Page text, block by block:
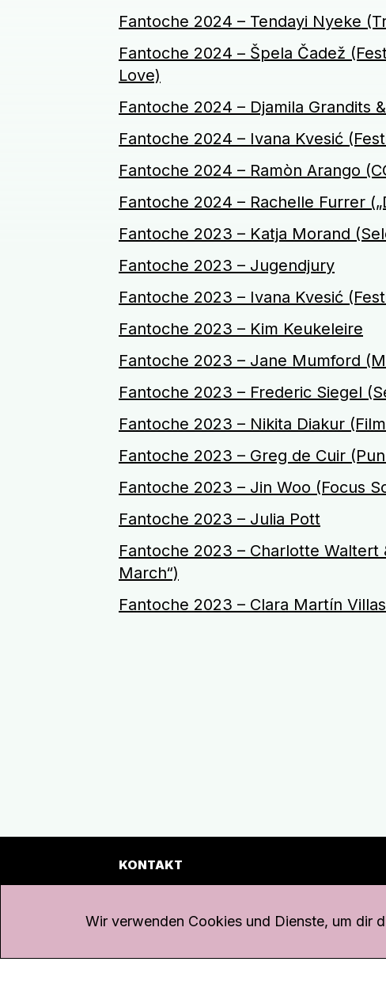
Fantoche 2024 – Tendayi Nyeke
Fantoche 2024 – Špela Čadež
Love)
Fantoche 2024 – Djamila Grandits
Fantoche 2024 – Ivana Kvesić
Fantoche 2024 – Ramòn Arango
Fantoche 2024 – Rachelle Furrer
Fantoche 2023 – Katja Morand
Fantoche 2023 – Jugendjury
Fantoche 2023 – Ivana Kvesić
Fantoche 2023 – Kim Keukeleire
Fantoche 2023 – Jane Mumford
Fantoche 2023 – Frederic Siegel
Fantoche 2023 – Nikita Diakur
Fantoche 2023 – Greg de Cuir
Fantoche 2023 – Jin Woo (Focus
Fantoche 2023 – Julia Pott
Fantoche 2023 – Charlotte Waltert
March“)
Fantoche 2023 – Clara Martín
KONTAKT
Rohrerstrasse 20
Tel.062 834 90 81
Empfang
Wir verwenden Cookies und Dienste, um dir